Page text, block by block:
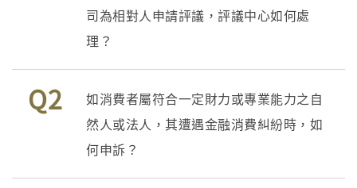
司為相對人申請評議，評議中心如何處
理？
Q2
如消費者屬符合一定財力或專業能力之自
然人或法人，其遭遇金融消費糾紛時，如
何申訴？